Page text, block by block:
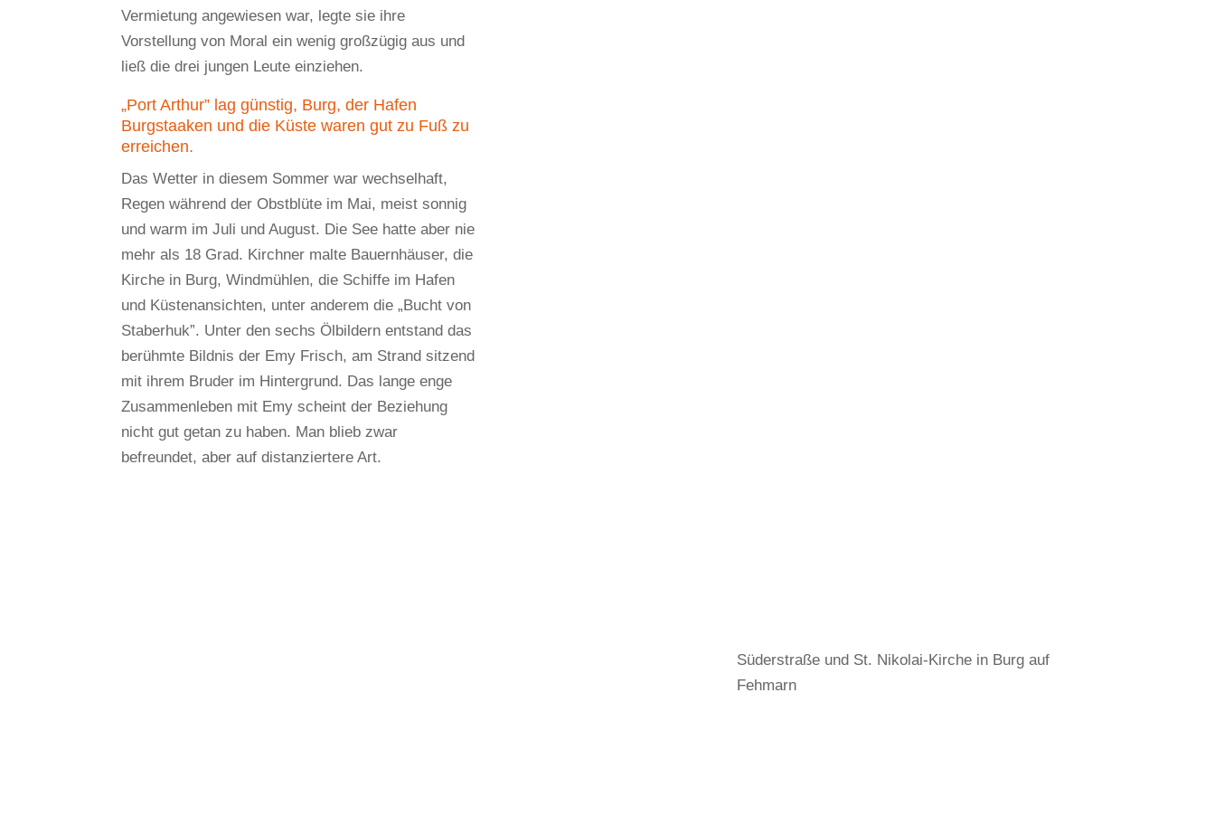
Vermietung angewiesen war, legte sie ihre
Vorstellung von Moral ein wenig großzügig aus und
ließ die drei jungen Leute einziehen.
„Port Arthur” lag günstig, Burg, der Hafen
Burgstaaken und die Küste waren gut zu Fuß zu
erreichen.
Das Wetter in diesem Sommer war wechselhaft,
Regen während der Obstblüte im Mai, meist sonnig
und warm im Juli und August. Die See hatte aber nie
mehr als 18 Grad. Kirchner malte Bauernhäuser, die
Kirche in Burg, Windmühlen, die Schiffe im Hafen
und Küstenansichten, unter anderem die „Bucht von
Staberhuk”. Unter den sechs Ölbildern entstand das
berühmte Bildnis der Emy Frisch, am Strand sitzend
mit ihrem Bruder im Hintergrund. Das lange enge
Zusammenleben mit Emy scheint der Beziehung
nicht gut getan zu haben. Man blieb zwar
befreundet, aber auf distanziertere Art.
Süderstraße und St. Nikolai-Kirche in Burg auf
Fehmarn